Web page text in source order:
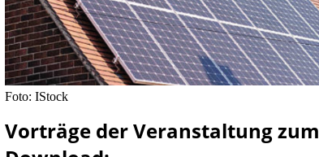
Foto: IStock
Vorträge der Veranstaltung zum